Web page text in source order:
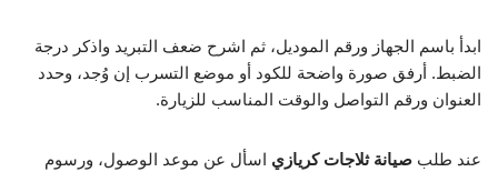
ابدأ باسم الجهاز ورقم الموديل، ثم اشرح ضعف التبريد واذكر درجة
الضبط. أرفق صورة واضحة للكود أو موضع التسرب إن وُجد، وحدد
العنوان ورقم التواصل والوقت المناسب للزيارة.
عند طلب صيانة ثلاجات كريازي اسأل عن موعد الوصول، ورسوم